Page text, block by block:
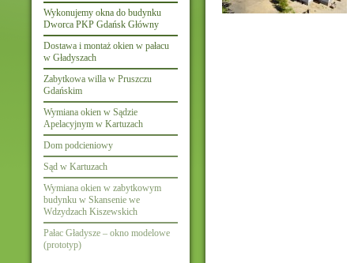
Wykonujemy okna do budynku
Dworca PKP Gdańsk Główny
Dostawa i montaż okien w pałacu
w Gładyszach
Zabytkowa willa w Pruszczu
Gdańskim
Wymiana okien w Sądzie
Apelacyjnym w Kartuzach
Dom podcieniowy
Sąd w Kartuzach
Wymiana okien w zabytkowym
budynku w Skansenie we
Wdzydzach Kiszewskich
Pałac Gładysze – okno modelowe
(prototyp)